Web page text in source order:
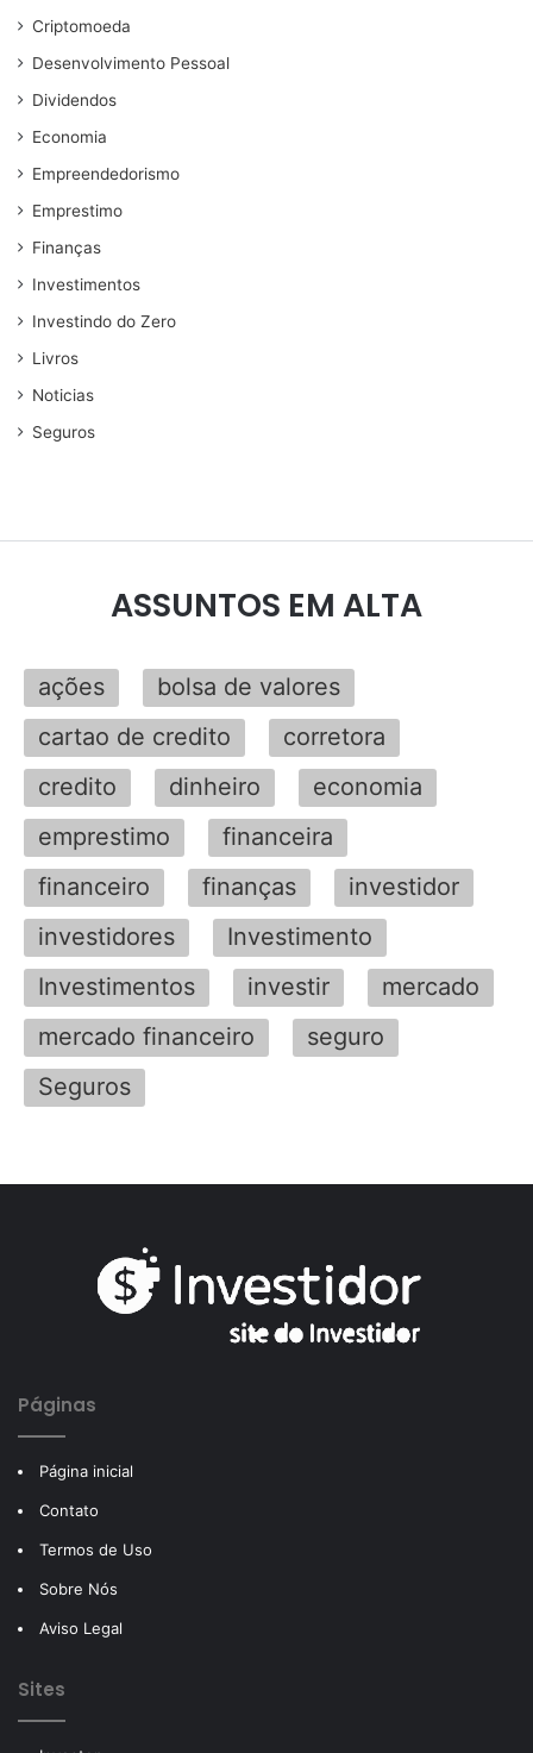
Criptomoeda
Desenvolvimento Pessoal
Dividendos
Economia
Empreendedorismo
Emprestimo
Finanças
Investimentos
Investindo do Zero
Livros
Noticias
Seguros
ASSUNTOS EM ALTA
ações
bolsa de valores
cartao de credito
corretora
credito
dinheiro
economia
emprestimo
financeira
financeiro
finanças
investidor
investidores
Investimento
Investimentos
investir
mercado
mercado financeiro
seguro
Seguros
Páginas
Página inicial
Contato
Termos de Uso
Sobre Nós
Aviso Legal
Sites